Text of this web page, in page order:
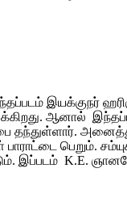
இயக்குநர்
ஆனால்
தந்துள்ளார்.
பெறும்.
இப்படம் K.E.